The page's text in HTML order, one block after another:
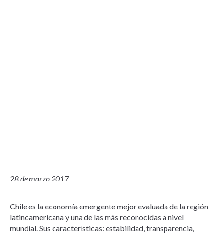
28 de marzo 2017
Chile es la economía emergente mejor evaluada de la región
latinoamericana y una de las más reconocidas a nivel
mundial. Sus características: estabilidad, transparencia,